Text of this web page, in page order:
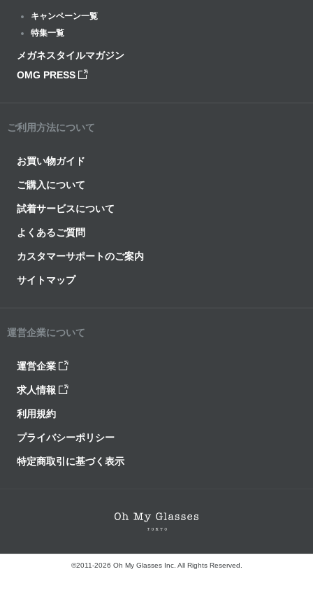
キャンペーン一覧
特集一覧
メガネスタイルマガジン
OMG PRESS
ご利用方法について
お買い物ガイド
ご購入について
試着サービスについて
よくあるご質問
カスタマーサポートのご案内
サイトマップ
運営企業について
運営企業
求人情報
利用規約
プライバシーポリシー
特定商取引に基づく表示
©2011-2026 Oh My Glasses Inc. All Rights Reserved.